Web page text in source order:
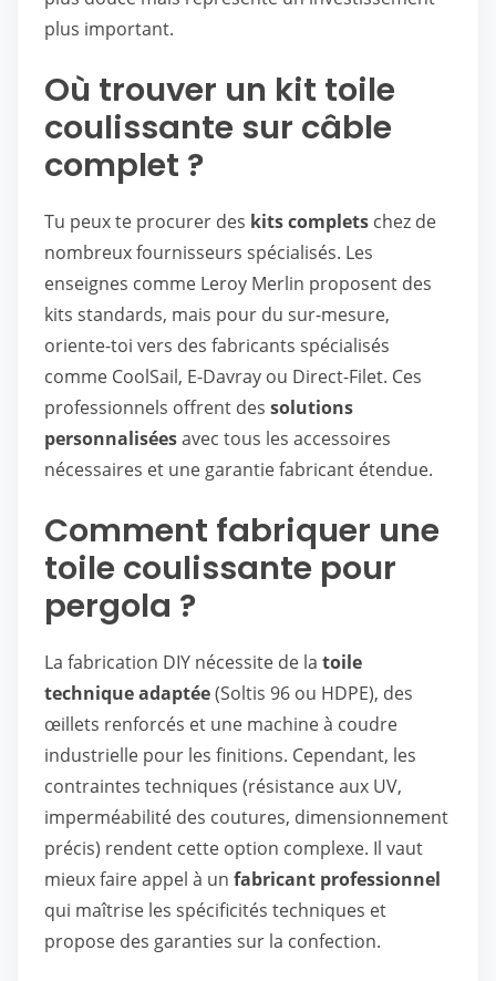
plus important.
Où trouver un kit toile
coulissante sur câble
complet ?
Tu peux te procurer des kits complets chez de
nombreux fournisseurs spécialisés. Les
enseignes comme Leroy Merlin proposent des
kits standards, mais pour du sur-mesure,
oriente-toi vers des fabricants spécialisés
comme CoolSail, E-Davray ou Direct-Filet. Ces
professionnels offrent des solutions
personnaliséesavec tous les accessoires
nécessaires et une garantie fabricant étendue.
Comment fabriquer une
toile coulissante pour
pergola ?
La fabrication DIY nécessite de la toile
technique adaptée(Soltis 96 ou HDPE), des
œillets renforcés et une machine à coudre
industrielle pour les finitions. Cependant, les
contraintes techniques (résistance aux UV,
imperméabilité des coutures, dimensionnement
précis) rendent cette option complexe. Il vaut
mieux faire appel à un fabricant professionnel
qui maîtrise les spécificités techniques et
propose des garanties sur la confection.